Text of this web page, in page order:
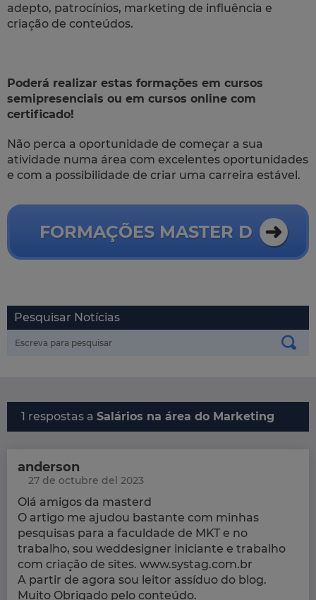
adepto, patrocínios, marketing de influência e
criação de conteúdos.
Poderá realizar estas formações em cursos
semipresenciais ou em cursos online com
certificado!
Não perca a oportunidade de começar a sua
atividade numa área com excelentes oportunidades
e com a possibilidade de criar uma carreira estável.
FORMAÇÕES MASTER D
Pesquisar Notícias
1 respostas a Salários na área do Marketing
anderson
27 de octubre del 2023
Olá amigos da masterd
O artigo me ajudou bastante com minhas
pesquisas para a faculdade de MKT e no
trabalho, sou weddesigner iniciante e trabalho
com criação de sites. www.systag.com.br
A partir de agora sou leitor assíduo do blog.
Muito Obrigado pelo conteúdo.